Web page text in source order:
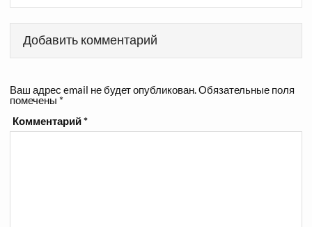
Добавить комментарий
Ваш адрес email не будет опубликован. Обязательные поля
помечены *
Комментарий*